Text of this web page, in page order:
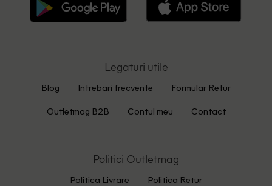
Legaturi utile
Blog Intrebari frecvente Formular Retur
Outletmag B2B Contul meu Contact
Politici Outletmag
Politica Livrare Politica Retur